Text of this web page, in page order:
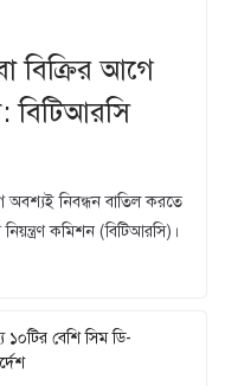
বিক্রির আগে
বিটিআরসি
অবশ্যই নিবন্ধন বাতিল করতে
কমিশন (বিটিআরসি)।
১০টির বেশি সিম ডি-